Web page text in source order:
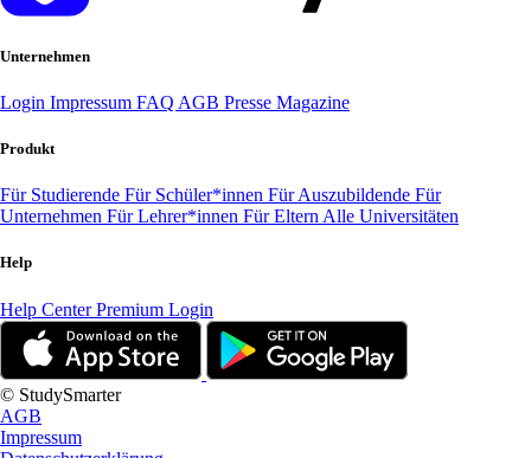
Unternehmen
Login Impressum FAQ AGB Presse Magazine
Produkt
Für Studierende Für Schüler*innen Für Auszubildende Für
Unternehmen Für Lehrer*innen Für Eltern Alle Universitäten
Help
Help CenterPremium Login
© StudySmarter
AGB
Impressum